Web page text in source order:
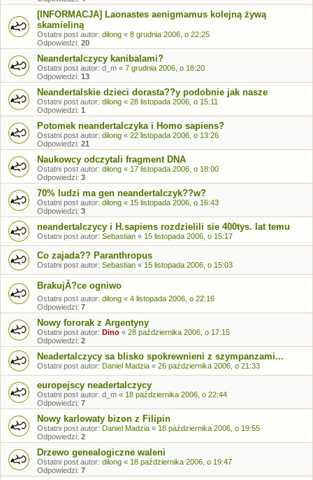
[INFORMACJA] Laonastes aenigmamus kolejną żywą
skamieliną
Ostatni post autor: dilong « 8 grudnia 2006, o 22:25
Odpowiedzi: 20
Neandertalczycy kanibalami?
Ostatni post autor: d_m « 7 grudnia 2006, o 18:20
Odpowiedzi: 13
Neandertalskie dzieci dorasta??y podobnie jak nasze
Ostatni post autor: dilong « 28 listopada 2006, o 15:11
Odpowiedzi: 1
Potomek neandertalczyka i Homo sapiens?
Ostatni post autor: dilong « 22 listopada 2006, o 13:26
Odpowiedzi: 21
Naukowcy odczytali fragment DNA
Ostatni post autor: dilong « 17 listopada 2006, o 18:00
Odpowiedzi: 3
70% ludzi ma gen neandertalczyk??w?
Ostatni post autor: dilong « 15 listopada 2006, o 16:43
Odpowiedzi: 3
neandertalczycy i H.sapiens rozdzielili sie 400tys. lat temu
Ostatni post autor: Sebastian « 15 listopada 2006, o 15:17
Co zajada?? Paranthropus
Ostatni post autor: Sebastian « 15 listopada 2006, o 15:03
BrakujĂ?ce ogniwo
Ostatni post autor: dilong « 4 listopada 2006, o 22:16
Odpowiedzi: 7
Nowy fororak z Argentyny
Ostatni post autor: Dino « 28 października 2006, o 17:15
Odpowiedzi: 2
Neadertalczycy sa blisko spokrewnieni z szympanzami...
Ostatni post autor: Daniel Madzia « 26 października 2006, o 21:33
europejscy neadertalczycy
Ostatni post autor: d_m « 18 października 2006, o 22:44
Odpowiedzi: 7
Nowy karlowaty bizon z Filipin
Ostatni post autor: Daniel Madzia « 18 października 2006, o 19:55
Odpowiedzi: 2
Drzewo genealogiczne waleni
Ostatni post autor: dilong « 18 października 2006, o 19:47
Odpowiedzi: 7